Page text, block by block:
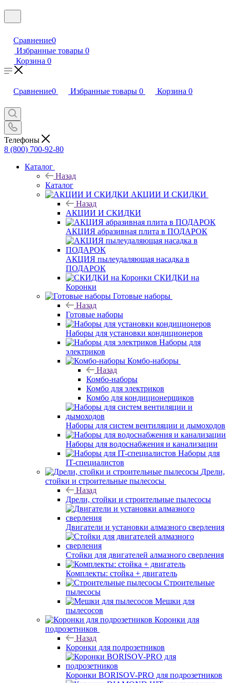
Сравнение0
Избранные товары 0
Корзина 0
Сравнение0 Избранные товары 0 Корзина 0
Телефоны
8 (800) 700-92-80
Каталог
Назад
Каталог
АКЦИИ И СКИДКИ
Назад
АКЦИИ И СКИДКИ
АКЦИЯ абразивная плита в ПОДАРОК
АКЦИЯ пылеудаляющая насадка в
ПОДАРОК
СКИДКИ на
Коронки
Готовые наборы
Назад
Готовые наборы
Наборы для установки кондиционеров
Наборы для
электриков
Комбо-наборы
Назад
Комбо-наборы
Комбо для электриков
Комбо для кондиционерщиков
Наборы для систем вентиляции и дымоходов
Наборы для водоснабжения и канализации
Наборы для
IT-специалистов
Дрели,
стойки и строительные пылесосы
Назад
Дрели, стойки и строительные пылесосы
Двигатели и установки алмазного сверления
Стойки для двигателей алмазного сверления
Комплекты: стойка + двигатель
Строительные
пылесосы
Мешки для
пылесосов
Коронки для
подрозетников
Назад
Коронки для подрозетников
Коронки BORISOV-PRO для подрозетников